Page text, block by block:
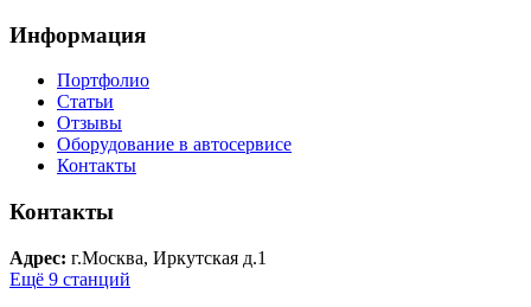
Информация
Портфолио
Статьи
Отзывы
Оборудование в автосервисе
Контакты
Контакты
Адрес: г.Москва, Иркутская д.1
Ещё 9 станций